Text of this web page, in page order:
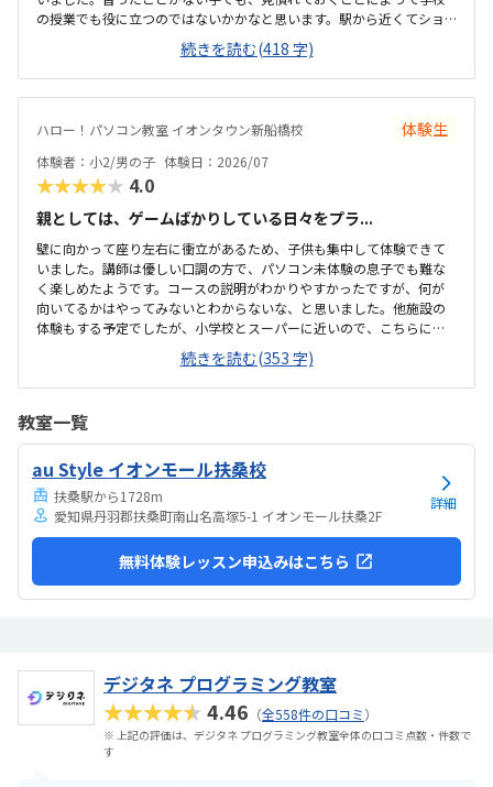
の授業でも役に立つのではないかかなと思います。駅から近くてショ
ッピングモールの中にあるので便利です。車で来ても授業分の駐車券
は付けてくれるそうです。ドコモショップ内なので音が気になるかと
思いましたが、扉を閉めればそんなに気になりませんでした。一面ガ
ラスなので程よい解放感で授業の様子が見れます。プログラミング教
プライベートでも使えるからいいかな、と思ってます。学校で使って
いるパソコンはタッチパネルタイプなので、キーボードは打てるかな
と心配でしたが、すぐに慣れました。コマンド１つでた...
続きを読む(418 字)
ハロー！パソコン教室 イオンタウン新船橋校 体験生
体験者：小2/男の子 体験日：2026/07
★★★★★ 4.0
親としては、ゲームばかりしている日々をプラ...
壁に向かって座り左右に衝立があるため、子供も集中して体験できて
いました。講師は優しい口調の方で、パソコン未体験の息子でも難な
く楽しめたようです。コースの説明がわかりやすかったですが、何が
向いてるかはやってみないとわからないな、と思いました。他施設の
体験もする予定でしたが、小学校とスーパーに近いので、こちらに決
めました。息子はゲーミングチェアに初めて座れて嬉しかったようで
す。開放的というよりは、落ち着いて楽しめるところが、息子には合
っていそうです。少し高いなという印象ですが、自宅のパソコンから
ました。日頃はSwitchで、マイクラやぽこあポケモンで建築を楽しん
でいます。担当の方と相談して今回のコースが向いてるんじゃないか
と勧められました。
続きを読む(353 字)
教室一覧
au Style イオンモール扶桑校
扶桑駅から1728m
愛知県丹羽郡扶桑町南山名高塚5-1 イオンモール扶桑2F
詳細
無料体験レッスン申込みはこちら
デジタネ プログラミング教室
★★★★★4.46 （全558件の口コミ）
※ 上記の評価は、デジタネ プログラミング教室全体の口コミ点数・件数で
す